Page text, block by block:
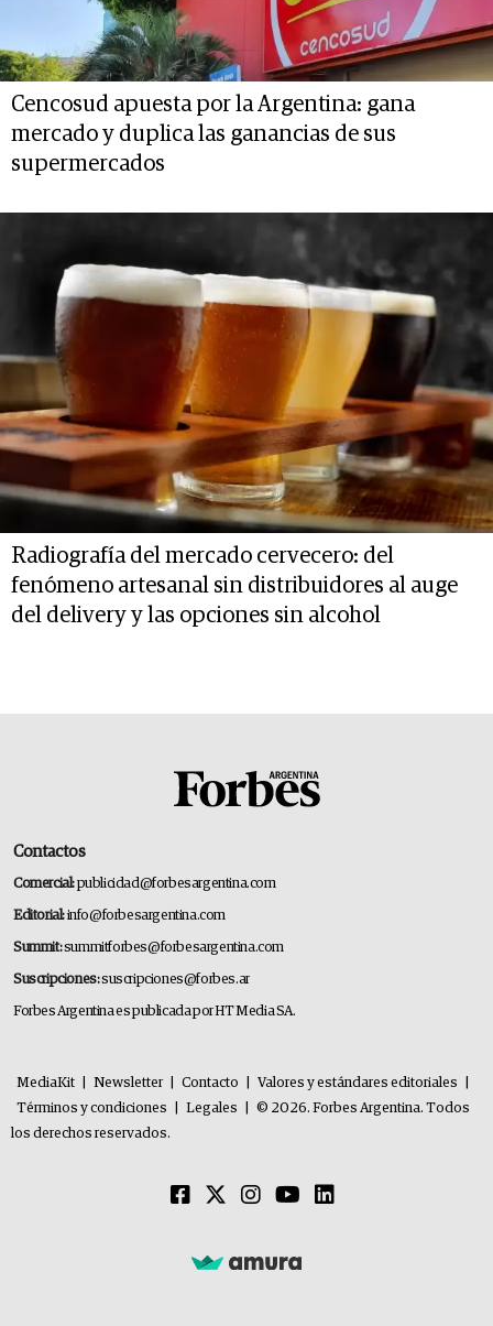
Cencosud apuesta por la Argentina: gana
mercado y duplica las ganancias de sus
supermercados
Radiografía del mercado cervecero: del
fenómeno artesanal sin distribuidores al auge
del delivery y las opciones sin alcohol
Contactos
Comercial:publicidad@forbesargentina.com
Editorial:info@forbesargentina.com
Summit:summitforbes@forbesargentina.com
Suscripciones:suscripciones@forbes.ar
Forbes Argentina es publicada por HT Media SA.
MediaKit Newsletter Contacto Valores y estándares editoriales
Términos y condiciones
Legales
© 2026. Forbes Argentina. Todos
los derechos reservados.